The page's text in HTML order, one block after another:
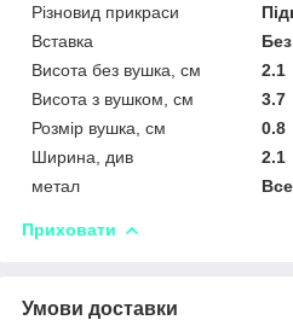
Різновид прикраси
Вставка
Висота без вушка, см
2.1
Висота з вушком, см
3.7
Розмір вушка, см
0.8
Ширина, див
2.1
метал
Приховати
Умови доставки